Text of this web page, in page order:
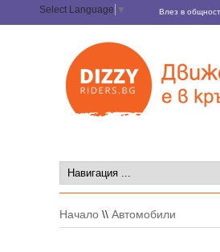
Select Language ▼ Влез в
Начало \\ Автомобили